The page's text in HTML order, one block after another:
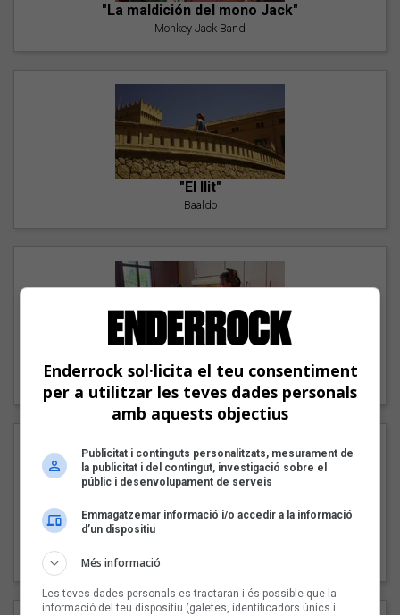
"La maldición del mono Jack"
Monkey Jack Band
"El llit"
Baaldo
"Lo bueno y lo malo"
Carmen y María
Pep Álvarez amb Joan Muntaner (Xanguito)
Enderrock sol·licita el teu consentiment
per a utilitzar les teves dades personals
amb aquests objectius
Publicitat i continguts personalitzats, mesurament de
la publicitat i del contingut, investigació sobre el
públic i desenvolupament de serveis
Emmagatzemar informació i/o accedir a la informació
d’un dispositiu
Més informació
Les teves dades personals es tractaran i és possible que la
informació del teu dispositiu (galetes, identificadors únics i